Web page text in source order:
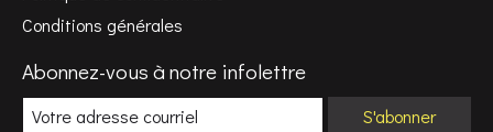
Conditions générales
Abonnez-vous à notre infolettre
S'abonner